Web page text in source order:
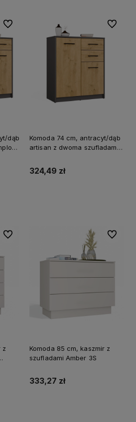
dąb
Do ulubionych
Komoda 74 cm, antracyt/dąb
artisan z dwoma szufladami
324,49 zł
Do
z
Do ulubionych
Komoda 85 cm, kaszmir z
szufladami Amber 3S
333,27 zł
Do